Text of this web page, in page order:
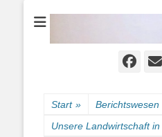
Start » Berichtswesen
Unsere Landwirtschaft